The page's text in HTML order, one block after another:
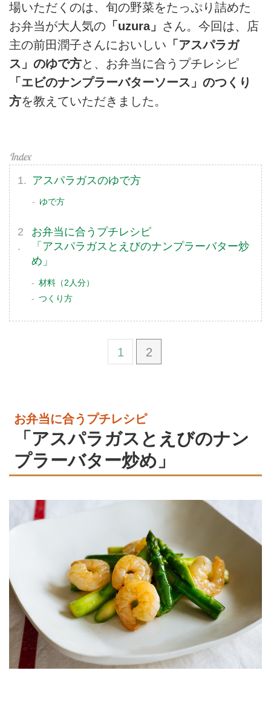
場いただくのは、旬の野菜をたっぷり詰めた
お弁当が大人気の 「uzura」 さん。今回は、店
主の前田潤子さんにおいしい 「アスパラガ
ス」のゆで方と、お弁当に合うプチレシピ
「エビのナンプラーバターソース」のつくり
方を教えていただきました。
アスパラガスのゆで方
ゆで方
お弁当に合うプチレシピ
「アスパラガスとえびのナンプラーバター炒
め」
材料（2人分）
つくり方
1 2
お弁当に合うプチレシピ
「アスパラガスとえびのナン
プラーバター炒め」